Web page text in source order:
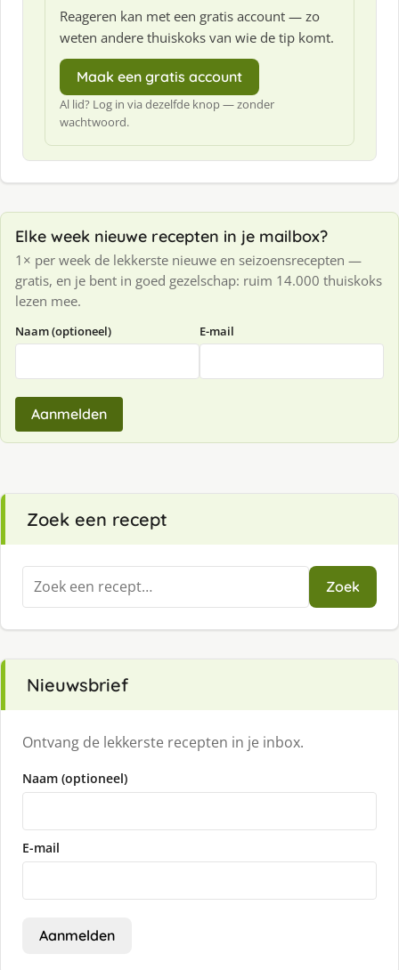
Reageren kan met een gratis account — zo
weten andere thuiskoks van wie de tip komt.
Maak een gratis account
Al lid? Log in via dezelfde knop — zonder
wachtwoord.
Elke week nieuwe recepten in je mailbox?
1× per week de lekkerste nieuwe en seizoensrecepten —
gratis, en je bent in goed gezelschap: ruim 14.000 thuiskoks
lezen mee.
Naam (optioneel) E-mail
Aanmelden
Zoek een recept
Zoeken
naar:
Zoek
Nieuwsbrief
Ontvang de lekkerste recepten in je inbox.
Naam (optioneel)
E-mail
Aanmelden